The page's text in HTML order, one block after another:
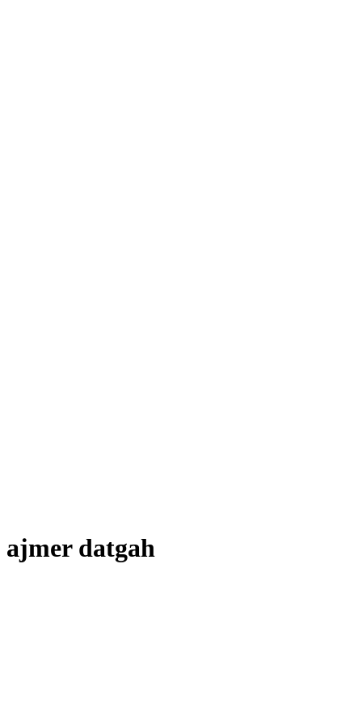
ajmer datgah